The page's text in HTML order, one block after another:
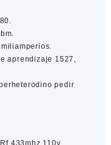
aprendizaje 1527,
pedir